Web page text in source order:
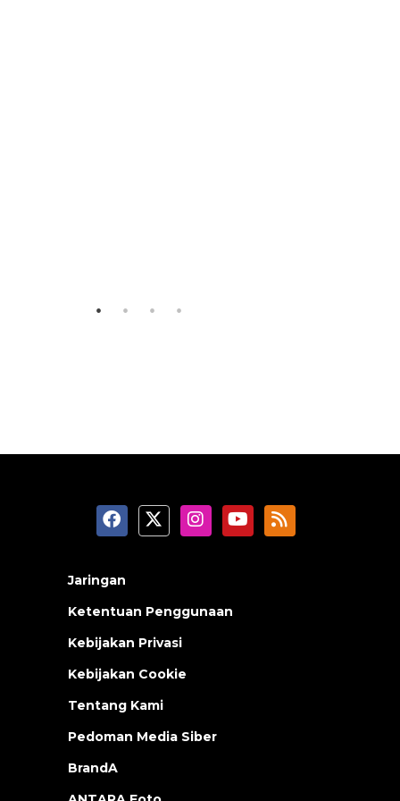
Jaringan
Ketentuan Penggunaan
Kebijakan Privasi
Kebijakan Cookie
Tentang Kami
Pedoman Media Siber
BrandA